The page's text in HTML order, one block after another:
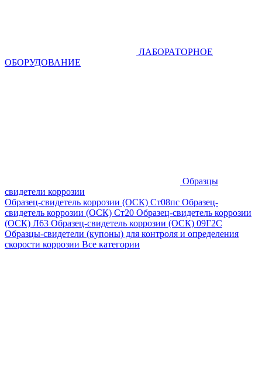
ЛАБОРАТОРНОЕ
ОБОРУДОВАНИЕ
Образцы
свидетели коррозии
Образец-свидетель коррозии (ОСК) Ст08пс Образец-
свидетель коррозии (ОСК) Ст20 Образец-свидетель коррозии
(ОСК) Л63 Образец-свидетель коррозии (ОСК) 09Г2С
Образцы-свидетели (купоны) для контроля и определения
скорости коррозии Все категории